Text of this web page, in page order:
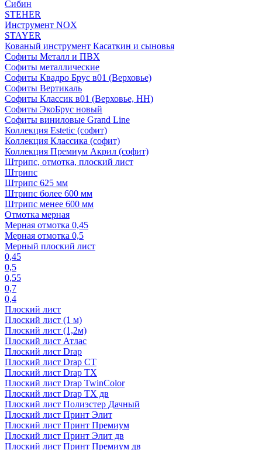
Сибин
STEHER
Инструмент NOX
STAYER
Кованый инструмент Касаткин и сыновья
Софиты Металл и ПВХ
Софиты металлические
Софиты Квадро Брус в01 (Верховье)
Софиты Вертикаль
Софиты Классик в01 (Верховье, НН)
Софиты ЭкоБрус новый
Софиты виниловые Grand Line
Коллекция Estetic (софит)
Коллекция Классика (софит)
Коллекция Премиум Акрил (софит)
Штрипс, отмотка, плоский лист
Штрипс
Штрипс 625 мм
Штрипс более 600 мм
Штрипс менее 600 мм
Отмотка мерная
Мерная отмотка 0,45
Мерная отмотка 0,5
Мерный плоский лист
0,45
0,5
0,55
0,7
0,4
Плоский лист
Плоский лист (1 м)
Плоский лист (1,2м)
Плоский лист Атлас
Плоский лист Drap
Плоский лист Drap СТ
Плоский лист Drap TX
Плоский лист Drap TwinColor
Плоский лист Drap ТХ дв
Плоский лист Полиэстер Дачный
Плоский лист Принт Элит
Плоский лист Принт Премиум
Плоский лист Принт Элит дв
Плоский лист Принт Премиум дв